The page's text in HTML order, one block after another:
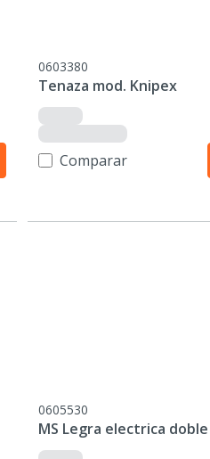
0603380
Tenaza mod. Knipex
Comparar
0605530
MS Legra electrica doble